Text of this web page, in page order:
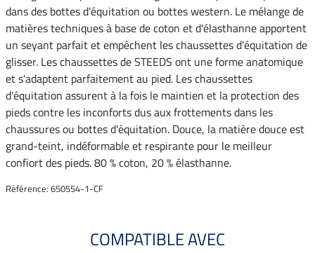
dans des bottes d'équitation ou bottes western. Le mélange de
matières techniques à base de coton et d'élasthanne apportent
un seyant parfait et empêchent les chaussettes d'équitation de
glisser. Les chaussettes de STEEDS ont une forme anatomique
et s'adaptent parfaitement au pied. Les chaussettes
d'équitation assurent à la fois le maintien et la protection des
pieds contre les inconforts dus aux frottements dans les
chaussures ou bottes d'équitation. Douce, la matière douce est
grand-teint, indéformable et respirante pour le meilleur
confiort des pieds. 80 % coton, 20 % élasthanne.
Référence: 650554-1-CF
COMPATIBLE AVEC